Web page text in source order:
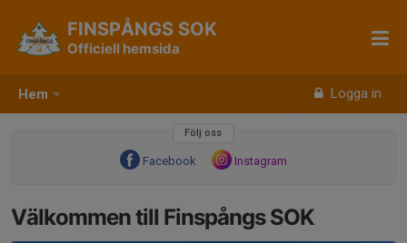
Hem Logga in
FINSPÅNGS SOK
Officiell hemsida
Följ oss
Facebook Instagram
Välkommen till Finspångs SOK